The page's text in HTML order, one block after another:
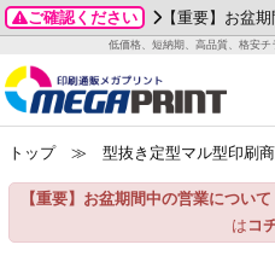
ご確認ください 【重要】お盆
低価格、短納期、高品質、格安チ
商
グッズ
ステッカー
ご利用
お客様へ
いて
刷
カード印刷
データ作成
成前に
ガイド
テンプ
ード印刷
名刺印刷
一覧
わせ
2026年 8月
月
火 水 木 金
3
4 5 6 7
トップ≫ 型抜き定型マル型印刷商
【重要】お盆期間中の営業について
は コ